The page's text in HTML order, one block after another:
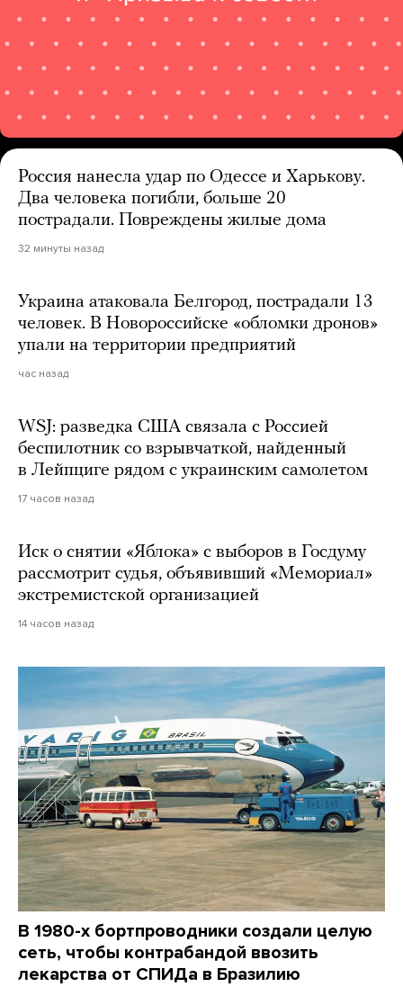
Россия нанесла удар по Одессе и Харькову.
Два человека погибли, больше 20
пострадали. Повреждены жилые дома
32 минуты назад
Украина атаковала Белгород, пострадали 13
человек. В Новороссийске «обломки дронов»
упали на территории предприятий
час назад
WSJ: разведка США связала с Россией
беспилотник со взрывчаткой, найденный
в Лейпциге рядом с украинским самолетом
17 часов назад
Иск о снятии «Яблока» с выборов в Госдуму
рассмотрит судья, объявивший «Мемориал»
экстремистской организацией
14 часов назад
В 1980-х бортпроводники создали целую
сеть, чтобы контрабандой ввозить
лекарства от СПИДа в Бразилию